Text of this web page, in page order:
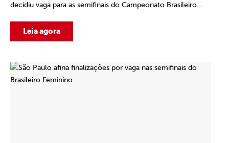
decidiu vaga para as semifinais do Campeonato Brasileiro...
Leia agora